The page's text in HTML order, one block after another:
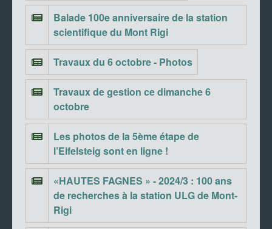
Balade 100e anniversaire de la station
scientifique du Mont Rigi
Travaux du 6 octobre - Photos
Travaux de gestion ce dimanche 6
octobre
Les photos de la 5ème étape de
l’Eifelsteig sont en ligne !
«HAUTES FAGNES » - 2024/3 : 100 ans
de recherches à la station ULG de Mont-
Rigi